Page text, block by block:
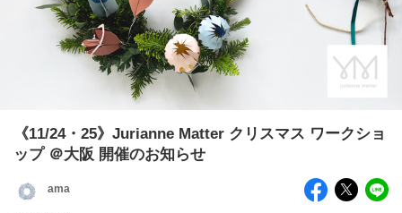
《11/24・25》Jurianne Matter クリスマス ワークショ
ップ ＠大阪 開催のお知らせ
ama